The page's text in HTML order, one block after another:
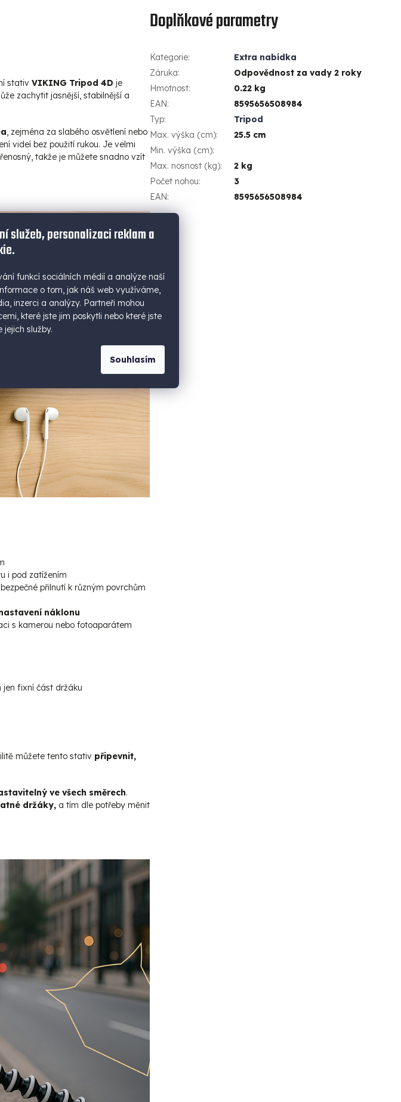
služeb, personalizaci reklam a
funkcí sociálních médií a analýze naší
o tom, jak náš web využíváme,
inzerci a analýzy. Partneři mohou
které jste jim poskytli nebo které jste
jejich služby.
Souhlasím
stativ VIKING Tripod 4D je
zachytit jasnější, stabilnější a
, zejména za slabého osvětlení nebo
videí bez použití rukou. Je velmi
takže je můžete snadno vzít
i pod zatížením
přilnutí k různým povrchům
náklonu
s kamerou nebo fotoaparátem
jen fixní část držáku
můžete tento stativ připevnit,
ve všech směrech.
držáky, a tím dle potřeby měnit
Doplňkové parametry
Kategorie:
Extra nabídka
Záruka:
Odpovědnost za vady 2 roky
Hmotnost:
0.22 kg
EAN:
8595656508984
Typ:
Tripod
Max. výška (cm):
25.5 cm
Min. výška (cm):
Max. nosnost (kg):
2 kg
Počet nohou:
3
EAN: 8595656508984